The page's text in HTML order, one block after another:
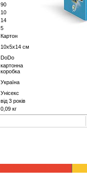
90
10
14
5
Картон
10х5х14 см
DoDo
картонна
коробка
Україна
Унісекс
від 3 років
0,09 кг